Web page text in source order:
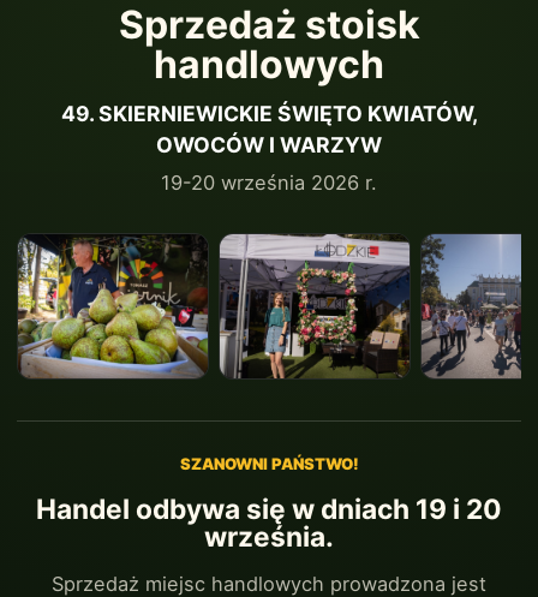
Sprzedaż stoisk
handlowych
49. SKIERNIEWICKIE ŚWIĘTO KWIATÓW,
OWOCÓW I WARZYW
19-20 września 2026 r.
SZANOWNI PAŃSTWO!
Handel odbywa się w dniach 19 i 20
września.
Sprzedaż miejsc handlowych prowadzona jest